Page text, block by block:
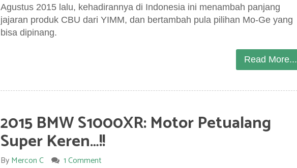
Agustus 2015 lalu, kehadirannya di Indonesia ini menambah panjang
jajaran produk CBU dari YIMM, dan bertambah pula pilihan Mo-Ge yang
bisa dipinang.
Read More...
2015 BMW S1000XR: Motor Petualang
Super Keren…!!
ByMercon C 1 Comment